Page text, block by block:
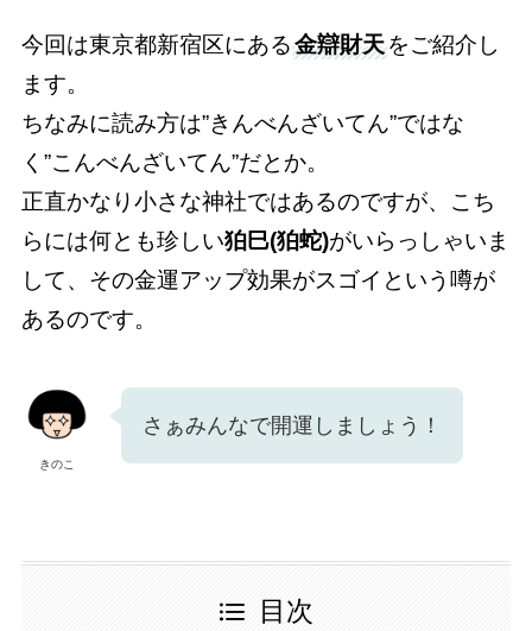
今回は東京都新宿区にある金辯財天をご紹介し
ます。
ちなみに読み方は”きんべんざいてん”ではな
く”こんべんざいてん”だとか。
正直かなり小さな神社ではあるのですが、こち
らには何とも珍しい狛巳(狛蛇)がいらっしゃいま
して、その金運アップ効果がスゴイという噂が
あるのです。
きのこ
さぁみんなで開運しましょう！
目次